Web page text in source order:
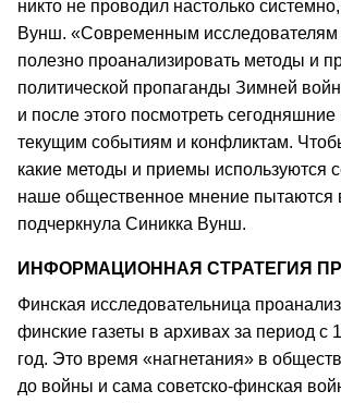
никто не проводил настолько
Вунш. «Современным
полезно проанализировать методы и
политической пропаганды Зимней
и после этого посмотреть сегодняшние
текущим событиям и конфликтам.
какие методы и приемы используются
наше общественное мнение пытаются
подчеркнула Синикка Вунш.
ИНФОРМАЦИОННАЯ СТРАТЕГИЯ
Финская исследовательница
финские газеты в архивах за период с
год. Это время «нагнетания» в
до войны и сама советско-финская